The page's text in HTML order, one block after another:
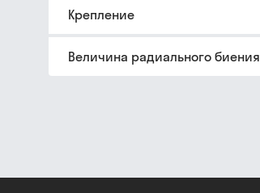
Крепление
Величина радиального биения